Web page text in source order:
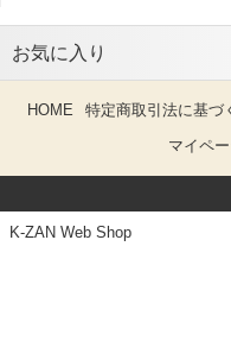
お気に入り
HOME 特定商取引法に基づ
マイペ
K-ZAN Web Shop